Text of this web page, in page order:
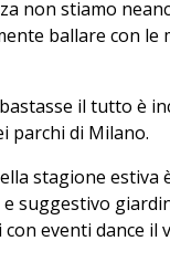
non stiamo
ballare con le
il tutto è
parchi di Milano.
stagione estiva
e suggestivo
eventi dance il